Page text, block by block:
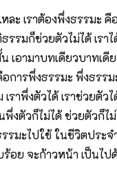
ราต้องพึ่งธรรมะ คือ
รรมก็ช่วยตัวไม่ได้ เร
เอามาบทเดียวบาทเดี
การพึ่งธรรมะ พึ่งธรร
ราพึ่งตัวได้ เราช่วยตัว
งตัวก็ไม่ได้ ช่วยตัวก็ไ
มะไปใช้ ในชีวิตประจ
ร้อย จะก้าวหน้า เป็นไ